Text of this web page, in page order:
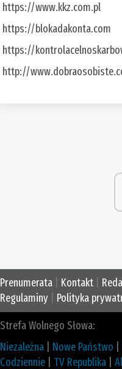
https://www.kkz.com.pl
https://blokadakonta.com
https://
http://
Prenumerata Kontakt
Regulaminy
Polityka
Strefa Wolnego Słowa:
Niezależna
Nowe Państwo
Codziennie
TV Republika